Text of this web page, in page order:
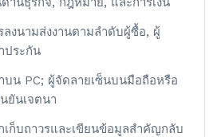
ลงนามส่งงานตามลำดับผู้ซื้อ, ผู้
ประกัน
บน PC; ผู้จัดลายเซ็นบนมือถือหรือ
ยันเจตนา
ก็บถาวรและเขียนข้อมูลสำคัญกลับ